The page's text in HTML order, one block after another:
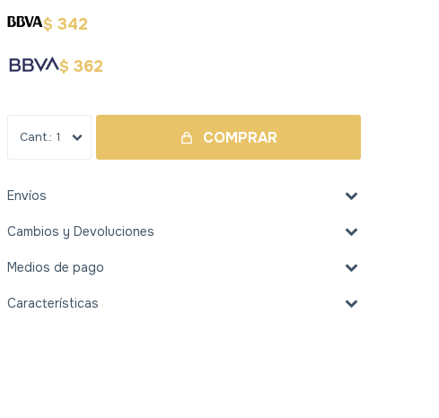
$ 342
$ 362
1 COMPRAR
Envíos
Cambios y Devoluciones
Medios de pago
Características